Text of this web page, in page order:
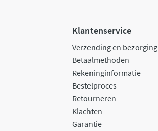
Klantenservice
Verzending en bezorging
Betaalmethoden
Rekeninginformatie
Bestelproces
Retourneren
Klachten
Garantie